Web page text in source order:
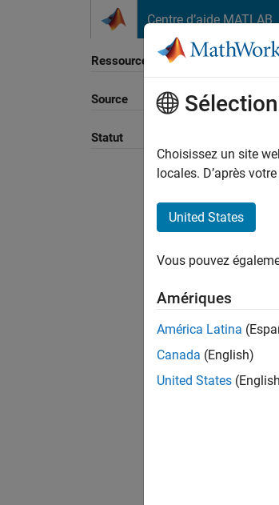
Centre d’aide MATLAB
Ressource
Source
Statut
Choisissez un site
locales. D’après
United States
Vous pouvez
Amériques
América Latina
Canada (English)
United States